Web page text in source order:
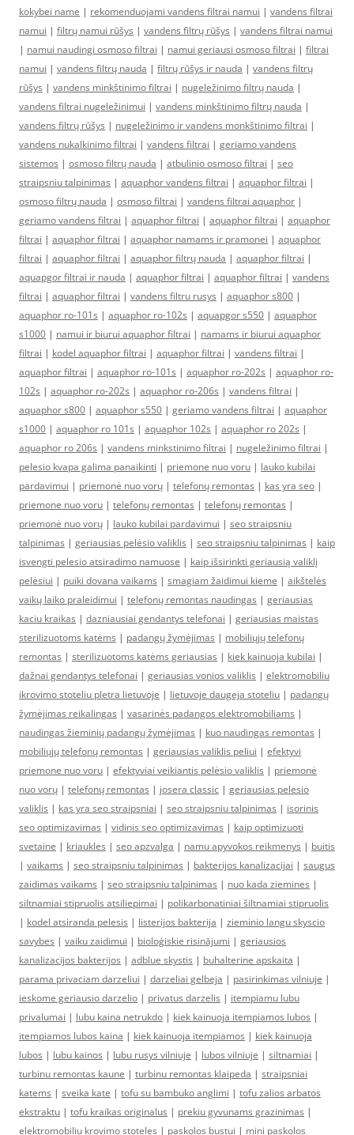
kokybei name | rekomenduojami vandens filtrai namui | vandens filtrai
namui | filtrų namui rūšys | vandens filtrų rūšys | vandens filtrai namui
| namui naudingi osmoso filtrai | namui geriausi osmoso filtrai | filtrai
namui | vandens filtrų nauda | filtrų rūšys ir nauda | vandens filtrų
rūšys | vandens minkštinimo filtrai | nugeležinimo filtrų nauda |
vandens filtrai nugeležinimui | vandens minkštinimo filtrų nauda |
vandens filtrų rūšys | nugeležinimo ir vandens monkštinimo filtrai |
vandens nukalkinimo filtrai | vandens filtrai | geriamo vandens
sistemos | osmoso filtrų nauda | atbulinio osmoso filtrai | seo
straipsniu talpinimas | aquaphor vandens filtrai | aquaphor filtrai |
osmoso filtrų nauda | osmoso filtrai | vandens filtrai aquaphor |
geriamo vandens filtrai | aquaphor filtrai | aquaphor filtrai | aquaphor
filtrai | aquaphor filtrai | aquaphor namams ir pramonei | aquaphor
filtrai | aquaphor filtrai | aquaphor filtrų nauda | aquaphor filtrai |
aquapgor filtrai ir nauda | aquaphor filtrai | aquaphor filtrai | vandens
filtrai | aquaphor filtrai | vandens filtru rusys | aquaphor s800 |
aquaphor ro-101s | aquaphor ro-102s | aquapgor s550 | aquaphor
s1000 | namui ir biurui aquaphor filtrai | namams ir biurui aquaphor
filtrai | kodel aquaphor filtrai | aquaphor filtrai | vandens filtrai |
aquaphor filtrai | aquaphor ro-101s | aquaphor ro-202s | aquaphor ro-
102s | aquaphor ro-202s | aquaphor ro-206s | vandens filtrai |
aquaphor s800 | aquaphor s550 | geriamo vandens filtrai | aquaphor
s1000 | aquaphor ro 101s | aquaphor 102s | aquaphor ro 202s |
aquaphor ro 206s | vandens minkstinimo filtrai | nugeležinimo filtrai |
pelesio kvapa galima panaikinti | priemone nuo voru | lauko kubilai
pardavimui | priemonė nuo vorų | telefonų remontas | kas yra seo |
priemone nuo voru | telefonų remontas | telefonų remontas |
priemonė nuo vorų | lauko kubilai pardavimui | seo straipsniu
talpinimas | geriausias pelėsio valiklis | seo straipsniu talpinimas | kaip
isvengti pelesio atsiradimo namuose | kaip išsirinkti geriausią valiklį
pelėsiui | puiki dovana vaikams | smagiam žaidimui kieme | aikštelės
vaikų laiko praleidimui | telefonų remontas naudingas | geriausias
kaciu kraikas | dazniausiai gendantys telefonai | geriausias maistas
sterilizuotoms katėms | padangų žymėjimas | mobiliųjų telefonų
remontas | sterilizuotoms katėms geriausias | kiek kainuoja kubilai |
dažnai gendantys telefonai | geriausias vonios valiklis | elektromobiliu
ikrovimo stoteliu pletra lietuvoje | lietuvoje daugeja stoteliu | padangų
žymėjimas reikalingas | vasarinės padangos elektromobiliams |
naudingas žieminių padangų žymėjimas | kuo naudingas remontas |
mobiliųjų telefonų remontas | geriausias valiklis peliui | efektyvi
priemone nuo voru | efektyviai veikiantis pelėsio valiklis | priemonė
nuo vorų | telefonų remontas | josera classic | geriausias pelesio
valiklis | kas yra seo straipsniai | seo straipsniu talpinimas | isorinis
seo optimizavimas | vidinis seo optimizavimas | kaip optimizuoti
svetaine | kriaukles | seo apzvalga | namu apyvokos reikmenys | buitis
| vaikams | seo straipsniu talpinimas | bakterijos kanalizacijai | saugus
zaidimas vaikams | seo straipsniu talpinimas | nuo kada ziemines |
siltnamiai stipruolis atsiliepimai | polikarbonatiniai šiltnamiai stipruolis
| kodel atsiranda pelesis | listerijos bakterija | zieminio langu skyscio
savybes | vaiku zaidimui | bioloģiskie risinājumi | geriausios
kanalizacijos bakterijos | adblue skystis | buhalterine apskaita |
parama privaciam darzeliui | darzeliai gelbeja | pasirinkimas vilniuje |
ieskome geriausio darzelio | privatus darzelis | itempiamu lubu
privalumai | lubu kaina netrukdo | kiek kainuoja itempiamos lubos |
itempiamos lubos kaina | kiek kainuoja itempiamos | kiek kainuoja
lubos | lubu kainos | lubu rusys vilniuje | lubos vilniuje | siltnamiai |
turbinu remontas kaune | turbinu remontas klaipeda | straipsniai
katems | sveika kate | tofu su bambuko anglimi | tofu zalios arbatos
ekstraktu | tofu kraikas originalus | prekiu gyvunams grazinimas |
elektromobiliu krovimo stoteles | paskolos bustui | mini paskolos